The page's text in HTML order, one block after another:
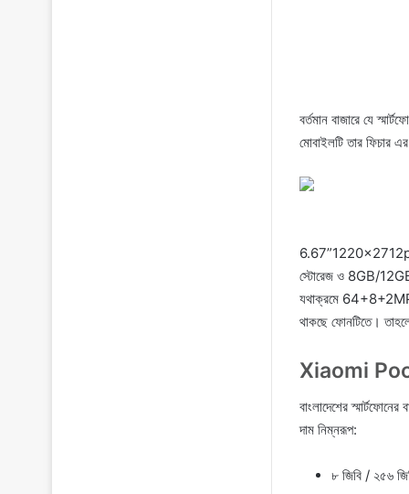
বর্তমান বাজারে যে
মোবাইলটি তার ফিচার
6.67”1220x2712p
স্টোরেজ ও 8GB/12GB
যথাক্রমে 64+8+2MP
থাকছে ফোনটিতে।
Xiaomi
বাংলাদেশের
দাম নিম্নরূপ:
৮ জিবি / ২৫৬